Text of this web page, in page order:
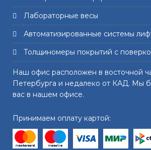
Лабораторные весы
Автоматизированные системы
Толщиномеры покрытий с
Наш офис расположен в восточной
Петербурга и недалеко от КАД. Мы
вас в нашем офисе.
Принимаем оплату картой: